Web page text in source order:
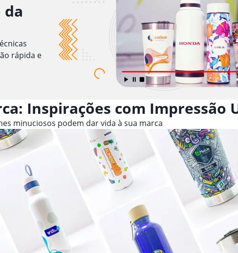
da
rápida e
Inspirações com Impressão
minuciosos podem dar vida à sua marca